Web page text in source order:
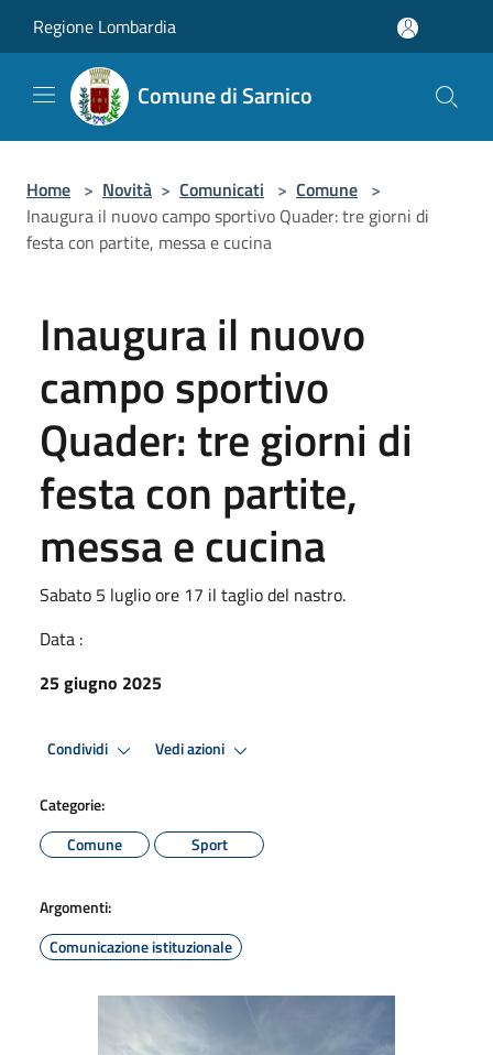
Regione Lombardia
Comune di Sarnico
Home > Novità > Comunicati > Comune >
Inaugura il nuovo campo sportivo Quader: tre giorni di
festa con partite, messa e cucina
Inaugura il nuovo
campo sportivo
Quader: tre giorni di
festa con partite,
messa e cucina
Sabato 5 luglio ore 17 il taglio del nastro.
Data :
25 giugno 2025
Condividi Vedi azioni
Categorie:
Comune
Sport
Argomenti:
Comunicazione istituzionale